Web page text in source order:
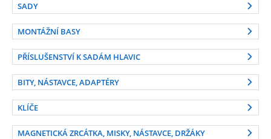
SADY
MONTÁŽNÍ BASY
PŘÍSLUŠENSTVÍ K SADÁM HLAVIC
BITY, NÁSTAVCE, ADAPTÉRY
KLÍČE
MAGNETICKÁ ZRCÁTKA, MISKY, NÁSTAVCE, DRŽÁKY